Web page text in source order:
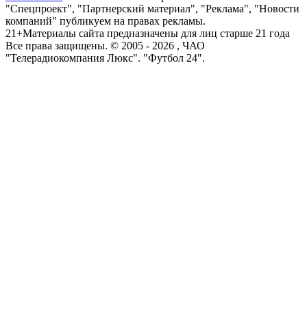
"Спецпроект", "Партнерский материал", "Реклама", "Новости
компаний" публикуем на правах рекламы.
21+Материалы сайта предназначены для лиц старше 21 года
Все права защищены. © 2005 - 2026 , ЧАО
"Телерадиокомпания Люкс". "Футбол 24".